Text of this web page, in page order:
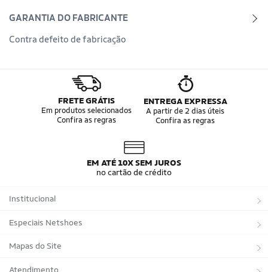
GARANTIA DO FABRICANTE
Contra defeito de fabricação
FRETE GRÁTIS
Em produtos selecionados
Confira as regras
ENTREGA EXPRESSA
A partir de 2 dias úteis
Confira as regras
EM ATÉ 10X SEM JUROS
no cartão de crédito
Institucional
Sobre a Netshoes
Política de Privacidade
Programa de Afiliados
Especiais Netshoes
Suplementos
Corrida
Mapas do Site
Marcas
Atendimento